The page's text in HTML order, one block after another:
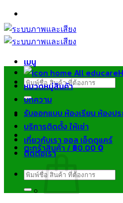
ข้าม
ไป
ยัง
เมนู
ค้นหา:
ตะกร้าสินค้า /฿0.000
หมวดหมู่สินค้า
บทความ
รับออกแบบ ห้องเรียน ห้องปร
บริการติดตั้ง ให้เช่า
เกี่ยวกับเรา ออล เอ็ดดูแคร์
ติดต่อเรา
ค้นหา: